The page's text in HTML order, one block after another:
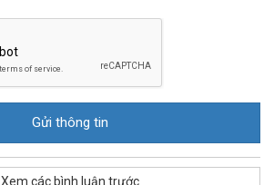
Xem các bình luận trước